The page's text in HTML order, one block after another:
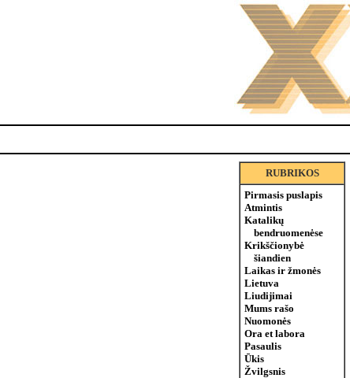
RUBRIKOS
Pirmasis puslapis
Atmintis
Katalikų
bendruomenėse
Krikščionybė
šiandien
Laikas ir žmonės
Lietuva
Liudijimai
Mums rašo
Nuomonės
Ora et labora
Pasaulis
Ūkis
Žvilgsnis